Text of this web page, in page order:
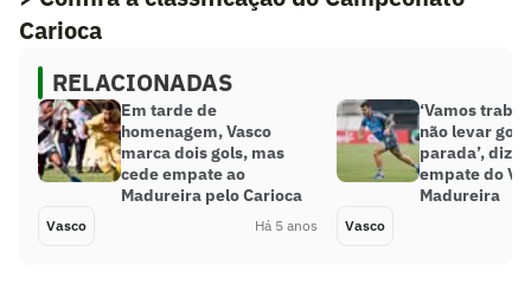
Carioca
RELACIONADAS
Em tarde de
homenagem, Vasco
marca dois gols, mas
cede empate ao
Madureira pelo Carioca
Vasco Há 5 anos
‘Vamos
não levar gol
parada’, diz
empate do
Madureira
Vasco